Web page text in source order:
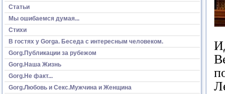
Статьи
Мы ошибаемся думая...
Стихи
В гостях у Gorga. Беседа с интересным человеком.
Gorg.Публикации за рубежом
Gorg.Наша Жизнь
Gorg.Не факт...
Gorg.Любовь и Секс.Мужчина и Женщина